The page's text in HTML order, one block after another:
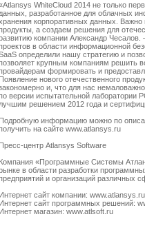
WhiteCloud 2014 не только
данных, разработанное для облачных
корпоративных данных.
а создаем решения для
компании Александр Чесалов.
в области информационной
определили нашу стратегию и
крупным компаниям решить
формировать и
Появление нового отечественного
и, что для нас
версии испытательной лаборатории
лучшим решением 2012 года и
Подробную информацию можно по
на сайте www.atlansys.ru
Пресс-центр Atlansys Software
Компания «Программные Системы
в области разработки
и организаций различных
Интернет сайт компании: www.atlansys.ru
Интернет сайт программных решений:
Интернет магазин: www.atlsoft.ru